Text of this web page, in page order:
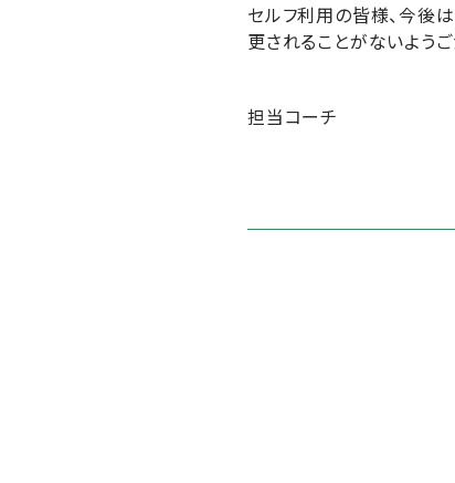
セルフ利用の皆様、今後
更されることがないようご
担当コーチ